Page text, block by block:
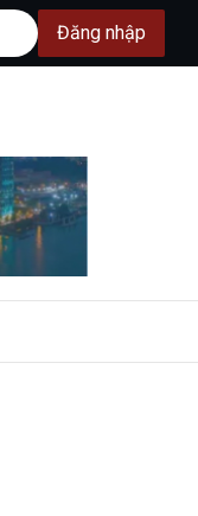
Đăng nhập